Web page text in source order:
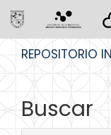
REPOSITORIO
Buscar